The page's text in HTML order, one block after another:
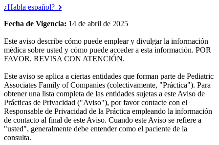
¿Habla español?
Fecha de Vigencia: 14 de abril de 2025
Este aviso describe cómo puede emplear y divulgar la información
médica sobre usted y cómo puede acceder a esta información. POR
FAVOR, REVISA CON ATENCIÓN.
Este aviso se aplica a ciertas entidades que forman parte de Pediatric
Associates Family of Companies (colectivamente, "Práctica"). Para
obtener una lista completa de las entidades sujetas a este Aviso de
Prácticas de Privacidad ("Aviso"), por favor contacte con el
Responsable de Privacidad de la Práctica empleando la información
de contacto al final de este Aviso. Cuando este Aviso se refiere a
"usted", generalmente debe entender como el paciente de la
consulta.